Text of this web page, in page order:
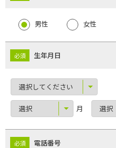
男性 女性
生年月日
月
電話番号